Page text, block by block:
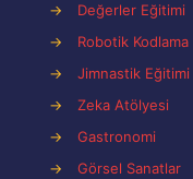
→
Değerler Eğitimi
→
Robotik Kodlama
→
Jimnastik Eğitimi
→
Zeka Atölyesi
→
Gastronomi
→
Görsel Sanatlar